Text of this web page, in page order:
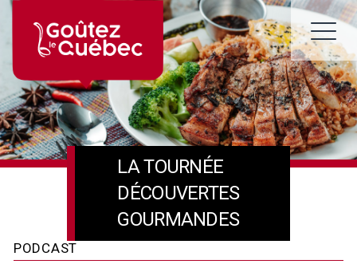
Skip
content
LA TOURNÉE
DÉCOUVERTES
GOURMANDES
PODCAST